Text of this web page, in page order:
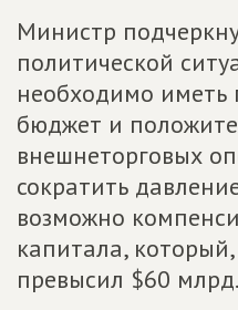
Министр
политической
необходимо
бюджет и
внешнеторговых
сократить
возможно
капитала,
превысил $60 млрд.